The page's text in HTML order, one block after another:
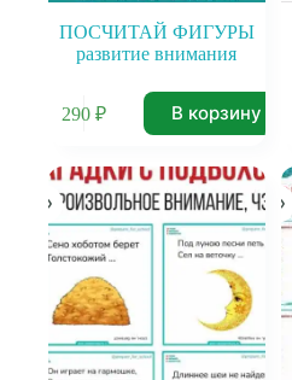
ПОСЧИТАЙ ФИГУРЫ
развитие внимания
290 ₽ В корзину